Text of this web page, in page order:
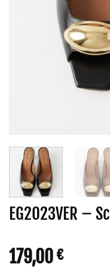
EG2023VER –
179,00 €